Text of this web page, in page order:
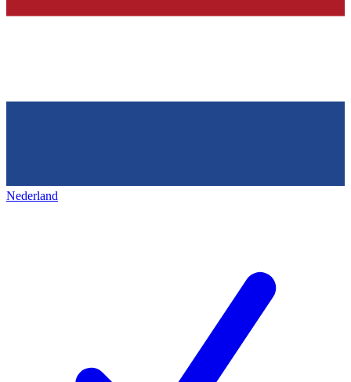
Nederland